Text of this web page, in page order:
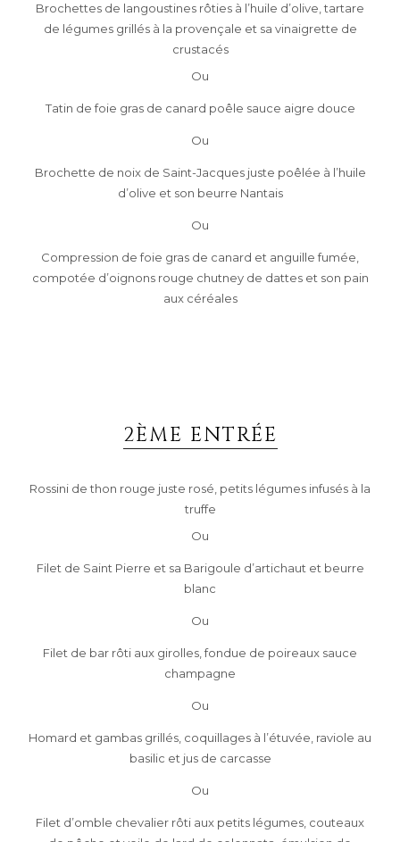
Brochettes de langoustines rôties à l’huile d’olive, tartare
de légumes grillés à la provençale et sa vinaigrette de
crustacés
Ou
Tatin de foie gras de canard poêle sauce aigre douce
Ou
Brochette de noix de Saint-Jacques juste poêlée à l’huile
d’olive et son beurre Nantais
Ou
Compression de foie gras de canard et anguille fumée,
compotée d’oignons rouge chutney de dattes et son pain
aux céréales
2ÈME ENTRÉE
Rossini de thon rouge juste rosé, petits légumes infusés à la
truffe
Ou
Filet de Saint Pierre et sa Barigoule d’artichaut et beurre
blanc
Ou
Filet de bar rôti aux girolles, fondue de poireaux sauce
champagne
Ou
Homard et gambas grillés, coquillages à l’étuvée, raviole au
basilic et jus de carcasse
Ou
Filet d’omble chevalier rôti aux petits légumes, couteaux